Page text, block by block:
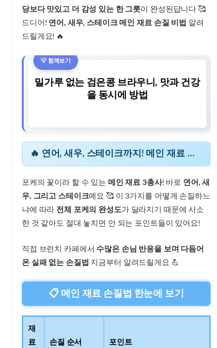
당보다 맛있고 더 감성 있는 한 그릇이 완성된답니다 🥰
드디어! 연어, 새우, 스테이크 메인 재료 손질 비법 알려
드릴게요! 🔥
밀가루 없는 검은콩 브라우니, 맛과 건강
을 동시에 방법
🔥 연어, 새우, 스테이크까지! 메인 재료 손질 꿀팁 공개
포케의 꽃이라 할 수 있는 메인 재료 3총사! 바로 연어, 새
우, 그리고 스테이크예요 🥰 이 3가지를 어떻게 손질하느
냐에 따라 전체 포케의 완성도가 달라지기 때문에 사소
한 것 같아도 절대 놓치면 안 되는 포인트들이 있어요!
직접 브런치 카페에서 수많은 손님 반응을 보며 다듬어
온 실패 없는 손질법 지금부터 알려드릴게요 💪
📋 메인 재료 손질법 한눈에 보기
재
료
손질 순서 포인트